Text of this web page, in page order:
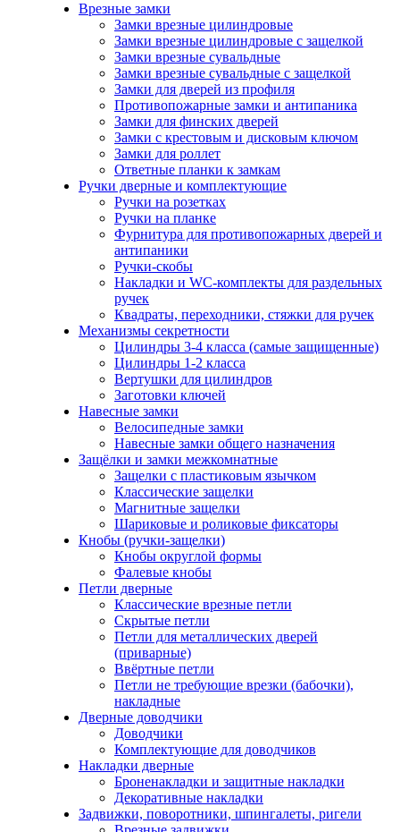
Врезные замки
Замки врезные цилиндровые
Замки врезные цилиндровые с защелкой
Замки врезные сувальдные
Замки врезные сувальдные с защелкой
Замки для дверей из профиля
Противопожарные замки и антипаника
Замки для финских дверей
Замки с крестовым и дисковым ключом
Замки для роллет
Ответные планки к замкам
Ручки дверные и комплектующие
Ручки на розетках
Ручки на планке
Фурнитура для противопожарных дверей и
антипаники
Ручки-скобы
Накладки и WC-комплекты для раздельных
ручек
Квадраты, переходники, стяжки для ручек
Механизмы секретности
Цилиндры 3-4 класса (самые защищенные)
Цилиндры 1-2 класса
Вертушки для цилиндров
Заготовки ключей
Навесные замки
Велосипедные замки
Навесные замки общего назначения
Защёлки и замки межкомнатные
Защелки с пластиковым язычком
Классические защелки
Магнитные защелки
Шариковые и роликовые фиксаторы
Кнобы (ручки-защелки)
Кнобы округлой формы
Фалевые кнобы
Петли дверные
Классические врезные петли
Скрытые петли
Петли для металлических дверей
(приварные)
Ввёртные петли
Петли не требующие врезки (бабочки),
накладные
Дверные доводчики
Доводчики
Комплектующие для доводчиков
Накладки дверные
Броненакладки и защитные накладки
Декоративные накладки
Задвижки, поворотники, шпингалеты, ригели